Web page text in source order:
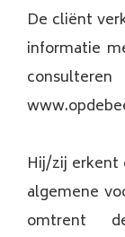
De cliënt
informatie
Hij/zij erkent
algemene
omtrent